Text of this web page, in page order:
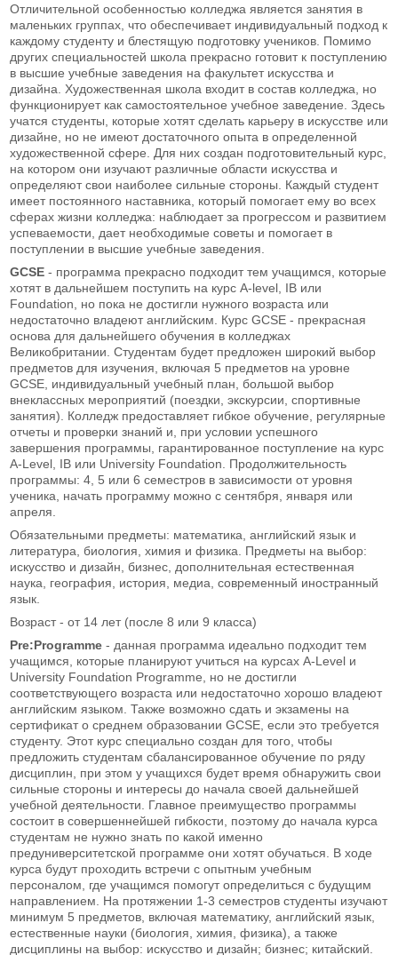
Отличительной особенностью колледжа является занятия в
маленьких группах, что обеспечивает индивидуальный подход к
каждому студенту и блестящую подготовку учеников. Помимо
других специальностей школа прекрасно готовит к поступлению
в высшие учебные заведения на факультет искусства и
дизайна. Художественная школа входит в состав колледжа, но
функционирует как самостоятельное учебное заведение. Здесь
учатся студенты, которые хотят сделать карьеру в искусстве или
дизайне, но не имеют достаточного опыта в определенной
художественной сфере. Для них создан подготовительный курс,
на котором они изучают различные области искусства и
определяют свои наиболее сильные стороны. Каждый студент
имеет постоянного наставника, который помогает ему во всех
сферах жизни колледжа: наблюдает за прогрессом и развитием
успеваемости, дает необходимые советы и помогает в
поступлении в высшие учебные заведения.
GCSE - программа прекрасно подходит тем учащимся, которые
хотят в дальнейшем поступить на курс A-level, IB или
Foundation, но пока не достигли нужного возраста или
недостаточно владеют английским. Курс GCSE - прекрасная
основа для дальнейшего обучения в колледжах
Великобритании. Студентам будет предложен широкий выбор
предметов для изучения, включая 5 предметов на уровне
GCSE, индивидуальный учебный план, большой выбор
внеклассных мероприятий (поездки, экскурсии, спортивные
занятия). Колледж предоставляет гибкое обучение, регулярные
отчеты и проверки знаний и, при условии успешного
завершения программы, гарантированное поступление на курс
A-Level, IB или University Foundation. Продолжительность
программы: 4, 5 или 6 семестров в зависимости от уровня
ученика, начать программу можно с сентября, января или
апреля.
Обязательными предметы: математика, английский язык и
литература, биология, химия и физика. Предметы на выбор:
искусство и дизайн, бизнес, дополнительная естественная
наука, география, история, медиа, современный иностранный
язык.
Возраст - от 14 лет (после 8 или 9 класса)
Pre:Programme - данная программа идеально подходит тем
учащимся, которые планируют учиться на курсах A-Level и
University Foundation Programme, но не достигли
соответствующего возраста или недостаточно хорошо владеют
английским языком. Также возможно сдать и экзамены на
сертификат о среднем образовании GCSE, если это требуется
студенту. Этот курс специально создан для того, чтобы
предложить студентам сбалансированное обучение по ряду
дисциплин, при этом у учащихся будет время обнаружить свои
сильные стороны и интересы до начала своей дальнейшей
учебной деятельности. Главное преимущество программы
состоит в совершеннейшей гибкости, поэтому до начала курса
студентам не нужно знать по какой именно
предуниверситетской программе они хотят обучаться. В ходе
курса будут проходить встречи с опытным учебным
персоналом, где учащимся помогут определиться с будущим
направлением. На протяжении 1-3 семестров студенты изучают
минимум 5 предметов, включая математику, английский язык,
естественные науки (биология, химия, физика), а также
дисциплины на выбор: искусство и дизайн; бизнес; китайский.